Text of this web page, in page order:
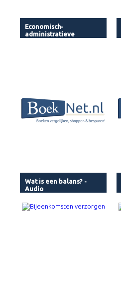
Economisch-
administratieve
Wat is een balans? -
Audio